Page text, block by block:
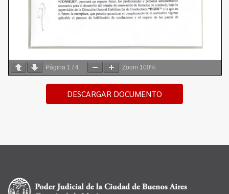
Página 1 / 4 Zoom 100%
DESCARGAR DOCUMENTO